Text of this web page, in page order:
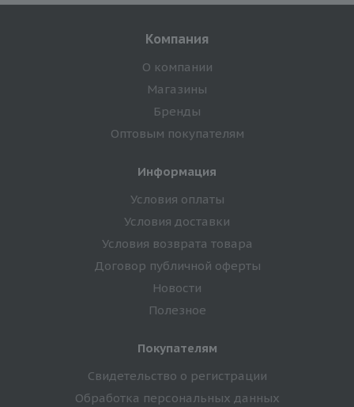
Компания
О компании
Магазины
Бренды
Оптовым покупателям
Информация
Условия оплаты
Условия доставки
Условия возврата товара
Договор публичной оферты
Новости
Полезное
Покупателям
Свидетельство о регистрации
Обработка персональных данных